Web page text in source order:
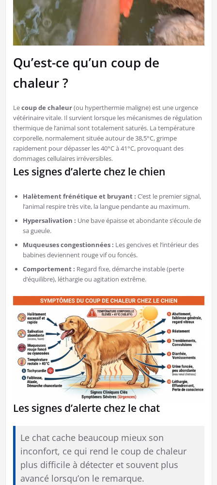
Qu’est-ce qu’un coup de
chaleur ?
​Lecoup de chaleur(ou hyperthermie maligne) est une urgence
vétérinaire vitale. Il survient lorsque les mécanismes de régulation
thermique de l’animal sont totalement saturés. La température
corporelle, normalement située autour de 38,5°C, grimpe
rapidement pour dépasser les 40°C à 41°C, provoquant des
dommages cellulaires irréversibles.
​Les signes d’alerte chez le chien
Halètement frénétique et bruyant : C’est le premier signal,
l’animal respire très vite, la langue pendante au maximum.
Hypersalivation : Une bave épaisse et abondante s’écoule de
sa gueule.
Muqueuses congestionnées : Les gencives et l’intérieur des
babines deviennent rouge vif ou foncés.
Comportement : Regard fixe, démarche instable (perte
d’équilibre), léthargie ou agitation extrême.
​Les signes d’alerte chez le chat
​Le chat cache beaucoup mieux son
inconfort, ce qui rend le coup de chaleur
plus difficile à détecter et souvent plus
avancé lorsqu’on le remarque.